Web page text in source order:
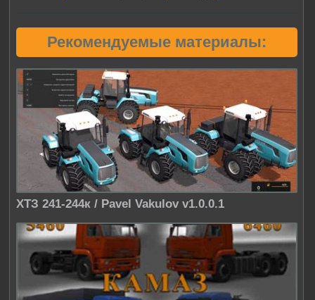
Рекомендуемые материалы:
ХТЗ 241-244к / Pavel Vakulov v1.0.0.1